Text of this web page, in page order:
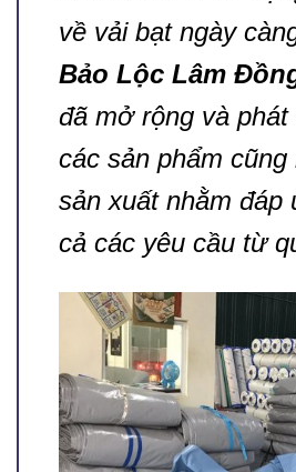
về vải bạt ngày
Bảo Lộc Lâm
đã mở rộng và
các sản phẩm
sản xuất nhằm đáp
cả các yêu cầu từ